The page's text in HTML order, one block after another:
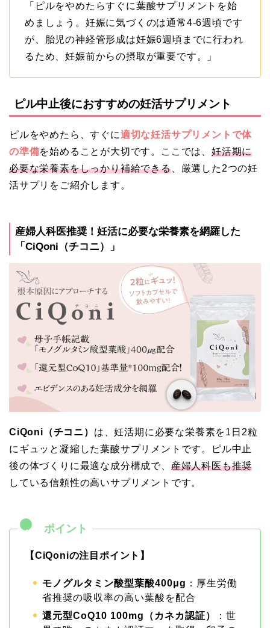
「ピルをやめたらすぐに葉酸サプリメントを始
めましょう。妊娠に気づくのは通常4-6週頃です
が、胎児の神経管形成は妊娠6週頃までに行われ
るため、妊娠前からの摂取が重要です。」
ピル中止後におすすめの妊活サプリメント
ピルをやめたら、すぐに適切な妊活サプリメントで体
の準備を始めることが大切です。ここでは、妊活期に
必要な栄養素をしっかり補給できる、厳選した2つの妊
活サプリをご紹介します。
産婦人科医推奨！妊活に必要な栄養素を網羅した
「CiQoni（チコニ）」
CiQoni（チコニ） は、妊活期に必要な栄養素を1日2粒
にギュッと凝縮した葉酸サプリメントです。ピル中止
後の体づくりに最適な成分構成で、 産婦人科医も推奨
している信頼性の高いサプリメントです。
【CiQoniの注目ポイント】
モノグルタミン酸型葉酸400μg ：厚生労働
省推奨の吸収率の高い葉酸を配合
還元型CoQ10 100mg（カネカ認証）
：世